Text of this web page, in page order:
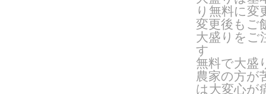
り無料に変
変更後もご
大盛りをご
す
無料で大盛
農家の方が
は大変心が